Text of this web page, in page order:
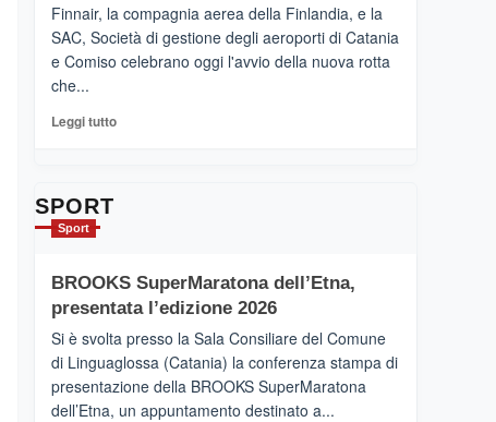
siamo
quasi….
pronti
dell’Etna
Finnair, la compagnia aerea della Finlandia, e la
SAC, Società di gestione degli aeroporti di Catania
e Comiso celebrano oggi l'avvio della nuova rotta
che...
Leggi tuttoLeggi
con
la
Al
via
i
collegamenti
SPORT
Sport
BROOKS SuperMaratona dell’Etna,
presentata l’edizione 2026
Si è svolta presso la Sala Consiliare del Comune
di Linguaglossa (Catania) la conferenza stampa di
presentazione della BROOKS SuperMaratona
dell’Etna, un appuntamento destinato a...